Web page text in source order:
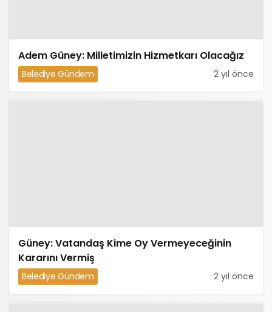
Adem Güney: Milletimizin Hizmetkarı Olacağız
Belediye Gündem 2 yıl önce
Güney: Vatandaş Kime Oy Vermeyeceğinin
Kararını Vermiş
Belediye Gündem 2 yıl önce